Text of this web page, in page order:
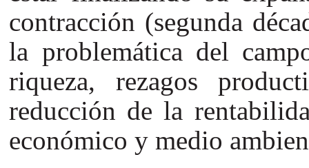
contracción (segunda
la problemática del
riqueza, rezagos
reducción de la
económico y medio